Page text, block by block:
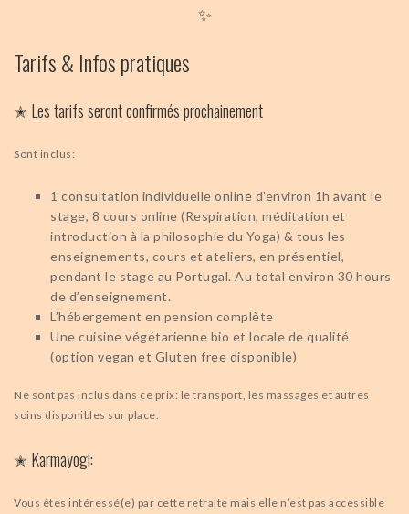
✨
Tarifs & Infos pratiques
✭ Les tarifs seront confirmés prochainement
Sont inclus:
1 consultation individuelle online d’environ 1h avant le
stage, 8 cours online (Respiration, méditation et
introduction à la philosophie du Yoga) & tous les
enseignements, cours et ateliers, en présentiel,
pendant le stage au Portugal. Au total environ 30 hours
de d’enseignement.
L’hébergement en pension complète
Une cuisine végétarienne bio et locale de qualité
(option vegan et Gluten free disponible)
Ne sont pas inclus dans ce prix: le transport, les massages et autres
soins disponibles sur place.
✭ Karmayogi:
Vous êtes intéressé(e) par cette retraite mais elle n’est pas accessible